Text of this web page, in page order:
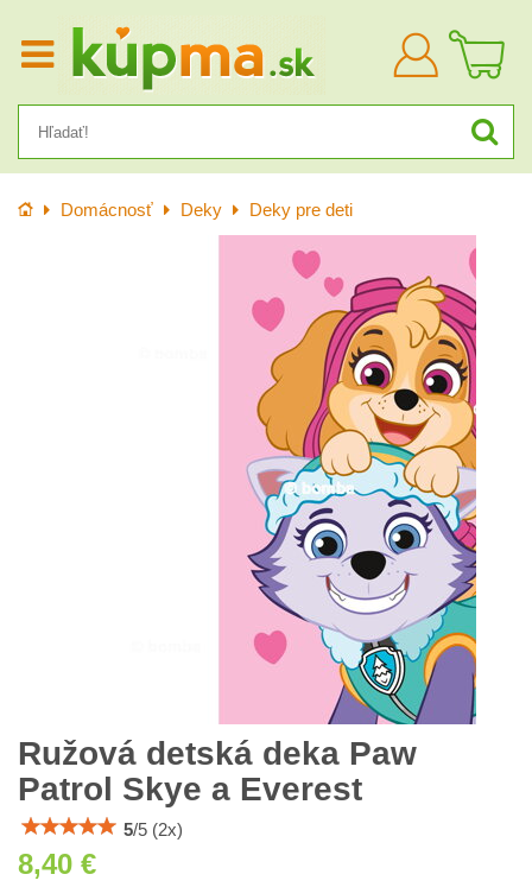
Prihlásiť
sa
Úvod Domácnosť Deky Deky pre deti
Ružová detská deka Paw
Patrol Skye a Everest
5/5 (2x)
8,40 €